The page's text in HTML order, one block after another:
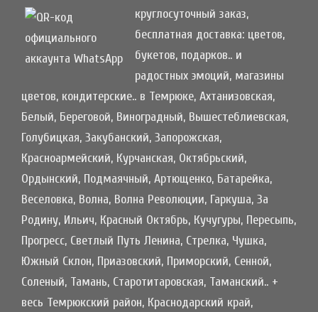
круглосуточный заказ,
бесплатная доставка: цветов,
букетов, подарков.. и
радостных эмоций, магазины
цветов, кондитерские.. в Темрюке, Ахтанизовская,
Белый, Береговой, Виноградный, Вышестеблиевская,
Голубицкая, Закубанский, Запорожская,
Красноармейский, Курчанская, Октябрьский,
Ордынский, Подмаячный, Артющенко, Батарейка,
Веселовка, Волна, Волна Революции, Гаркуша, За
Родину, Ильич, Красный Октябрь, Кучугуры, Пересыпь,
Прогресс, Светлый Путь Ленина, Стрелка, Чушка,
Южный Склон, Приазовский, Приморский, Сенной,
Соленый, Тамань, Старотитаровская, Таманский.. +
весь Темрюкский район, Краснодарский край,